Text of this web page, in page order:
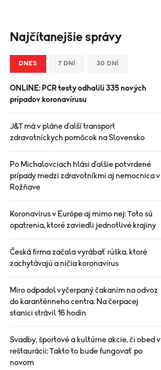
Najčítanejšie správy
DNES 7 DNÍ 30 DNÍ
ONLINE: PCR testy odhalili 335 nových
prípadov koronavírusu
J&T má v pláne ďalší transport
zdravotníckych pomôcok na Slovensko
Po Michalovciach hlási ďalšie potvrdené
prípady medzi zdravotníkmi aj nemocnica v
Rožňave
Koronavírus v Európe aj mimo nej: Toto sú
opatrenia, ktoré zaviedli jednotlivé krajiny
Česká firma začala vyrábať rúška, ktoré
zachytávajú a ničia koronavírus
Miro odpadol vyčerpaný čakaním na odvoz
do karanténneho centra. Na čerpacej
stanici strávil 16 hodín
Svadby, športové a kultúrne akcie, či obed v
reštaurácii: Takto to bude fungovať po
novom